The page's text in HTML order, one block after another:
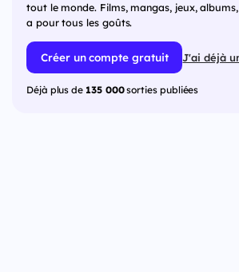
tout le monde. Films, mangas, jeux,
a pour tous les goûts.
Créer un compte gratuit J'ai déjà
Déjà plus de 135 000sorties publiées